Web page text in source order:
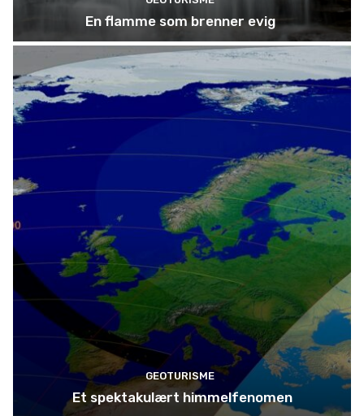
En flamme som brenner evig
GEOTURISME
Et spektakulært himmelfenomen